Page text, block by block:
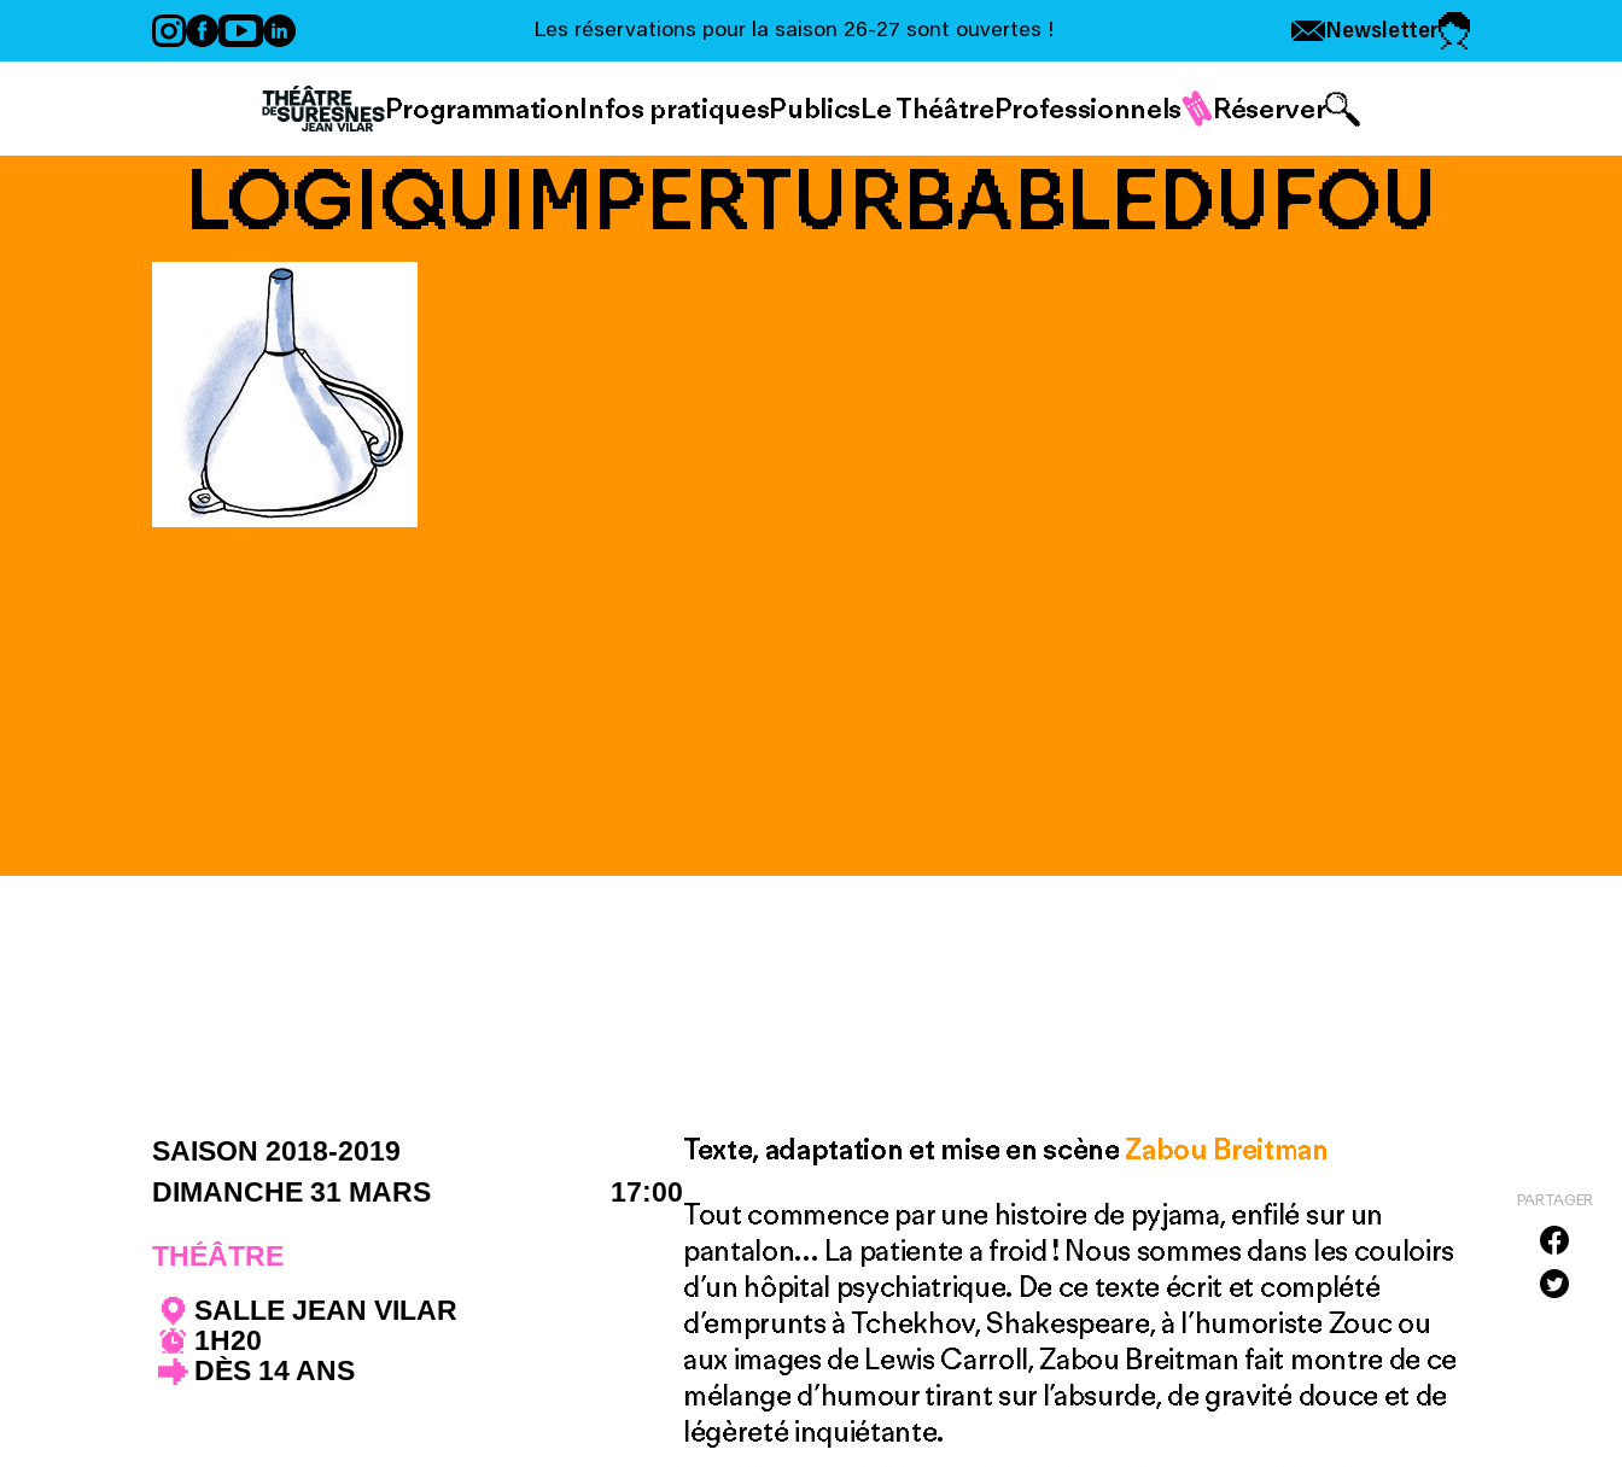
Les réservations pour la saison 26-27 sont ouvertes ! Newsletter
ProgrammationInfos pratiquesPublicsLe ThéâtreProfessionnels Réserver
LOGIQUIMPERTURBABLEDUFOU
PARTAGER
SAISON 2018-2019
DIMANCHE 31 MARS
17:00
THÉÂTRE
SALLE JEAN VILAR
1H20
DÈS 14 ANS
Texte, adaptation et mise en scène Zabou Breitman
Tout commence par une histoire de pyjama, enfilé sur un
pantalon… La patiente a froid ! Nous sommes dans les couloirs
d’un hôpital psychiatrique. De ce texte écrit et complété
d’emprunts à Tchekhov, Shakespeare, à l’humoriste Zouc ou
aux images de Lewis Carroll, Zabou Breitman fait montre de ce
mélange d’humour tirant sur l’absurde, de gravité douce et de
légèreté inquiétante.
Panneau de gestion des cookies